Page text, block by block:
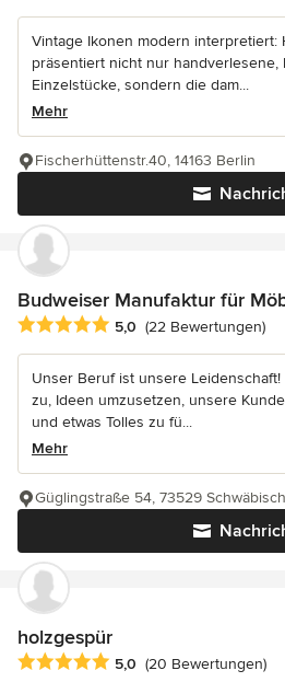
Vintage Ikonen modern interpretiert:
präsentiert nicht nur
Einzelstücke, sondern die dam...
Mehr
Fischerhüttenstr.40, 14163 Berlin
Budweiser Manufaktur für
Durchschnittliche Bewertung: 5
5,0 (22 Bewertungen)
Unser Beruf ist unsere
zu, Ideen umzusetzen, unsere
und etwas Tolles zu fü...
Mehr
Güglingstraße 54, 73529
holzgespür
Durchschnittliche Bewertung: 5
5,0 (20 Bewertungen)